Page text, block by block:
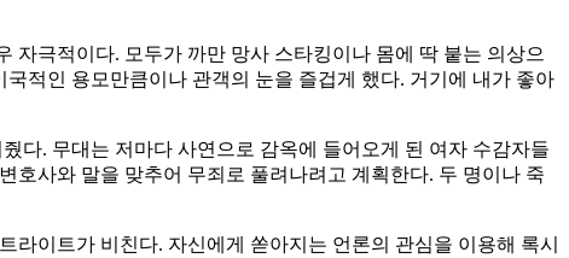
자극적이다. 모두가 까만 망사 스타킹이나 몸에 딱 붙는 의상으
적인 용모만큼이나 관객의 눈을 즐겁게 했다. 거기에 내가 좋아
다. 무대는 저마다 사연으로 감옥에 들어오게 된 여자 수감자들
호사와 말을 맞추어 무죄로 풀려나려고 계획한다. 두 명이나 죽
이트가 비친다. 자신에게 쏟아지는 언론의 관심을 이용해 록시